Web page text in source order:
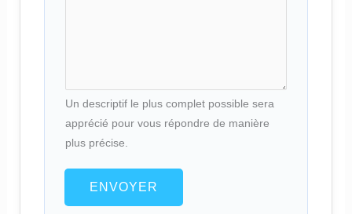
Un descriptif le plus complet possible sera
apprécié pour vous répondre de manière
plus précise.
ENVOYER